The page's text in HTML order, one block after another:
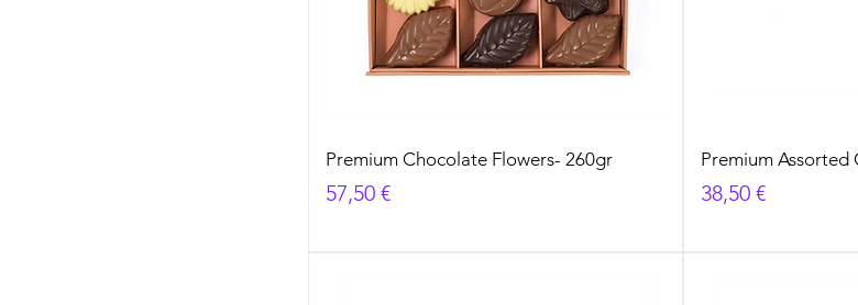
Premium Chocolate Flowers- 260gr
Prezzo
57,50 €
Premium Assorted
Prezzo
38,50 €